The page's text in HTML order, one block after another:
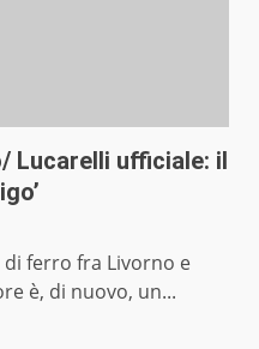
Lucarelli ufficiale: il
ferro fra Livorno e
è, di nuovo, un...